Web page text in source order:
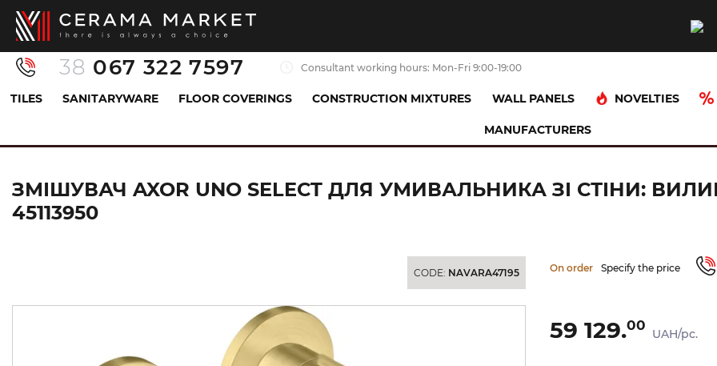
38 067 322 7597 Consultant working hours: Mon-Fri 9:00-19:00
TILES SANITARYWARE FLOOR COVERINGS CONSTRUCTION MIXTURES WALL PANELS NOVELTIES
MANUFACTURERS
Змішувач Axor Uno Select для умивальника зі стіни: вилив 220 мм Brushed Brass
ЗМІШУВАЧ AXOR UNO SELECT ДЛЯ УМИВАЛЬНИКА ЗІ СТІНИ:
45113950
CODE: NAVARA47195 On order Specify the price
59 129.00
UAH/pc.